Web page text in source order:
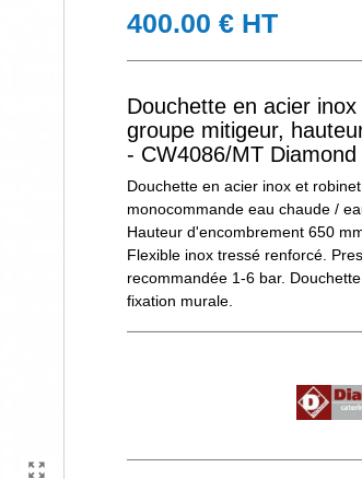
400.00 € HT
Douchette en acier
groupe mitigeur,
- CW4086/MT Diamond
Douchette en acier inox et
monocommande eau chaude /
Hauteur d'encombrement 650
Flexible inox tressé renforcé.
recommandée 1-6 bar.
fixation murale.